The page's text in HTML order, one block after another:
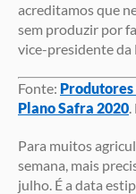
acreditamos que
sem produzir por
vice-presidente da
Fonte: Produtores
Plano Safra 2020
Para muitos
semana, mais
julho. É a data